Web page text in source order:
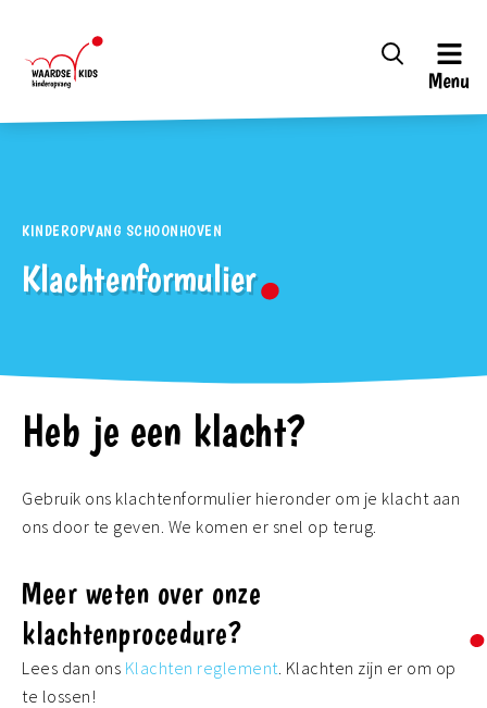
Menu
KINDEROPVANG SCHOONHOVEN
Klachtenformulier
Heb je een klacht?
Gebruik ons klachtenformulier hieronder om je klacht aan
ons door te geven. We komen er snel op terug.
Meer weten over onze
klachtenprocedure?
Lees dan ons Klachten reglement. Klachten zijn er om op
te lossen!